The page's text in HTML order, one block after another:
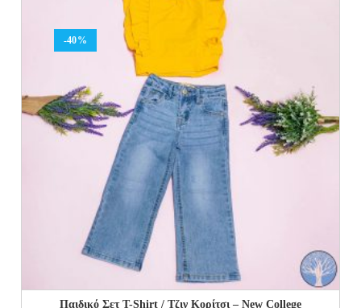
-40%
Παιδικό Σετ Τ-Shirt / Τζιν Κορίτσι – New College